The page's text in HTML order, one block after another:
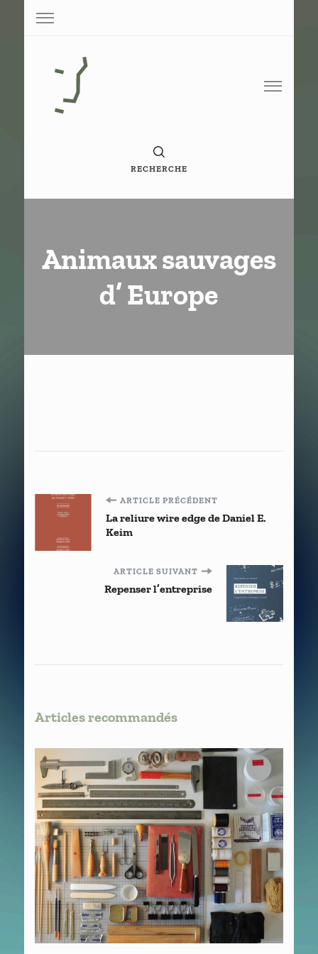
Base de conaissance de G. Vigneron
RECHERCHE
Animaux sauvages
d’ Europe
Navigation
d'article
ARTICLE PRÉCÉDENT
La reliure wire edge de Daniel E.
Keim
ARTICLE SUIVANT
Repenser l’entreprise
Articles recommandés